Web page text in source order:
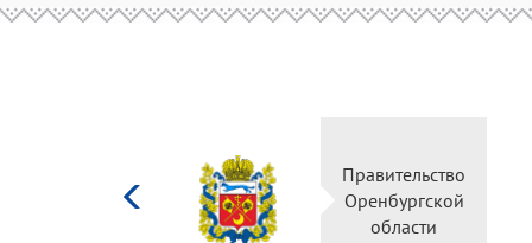
Правительство
Оренбургской
области